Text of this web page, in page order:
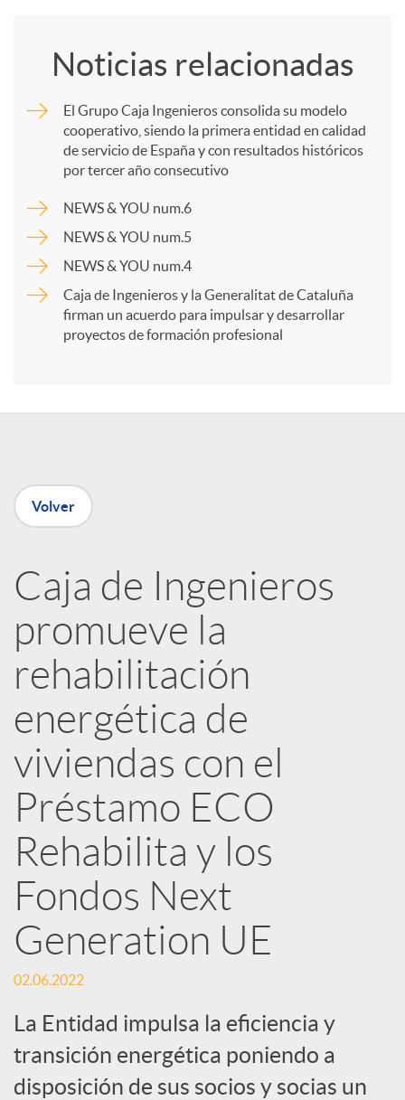
a
r
e
R
e
d
e
s
S
o
c
i
Noticias relacionadas
El Grupo Caja Ingenieros consolida su modelo
cooperativo, siendo la primera entidad en calidad
de servicio de España y con resultados históricos
por tercer año consecutivo
NEWS & YOU num.6
NEWS & YOU num.5
NEWS & YOU num.4
Caja de Ingenieros y la Generalitat de Cataluña
firman un acuerdo para impulsar y desarrollar
proyectos de formación profesional
Volver
Caja de Ingenieros
promueve la
rehabilitación
energética de
viviendas con el
Préstamo ECO
Rehabilita y los
Fondos Next
Generation UE
02.06.2022
La Entidad impulsa la eficiencia y
transición energética poniendo a
disposición de sus socios y socias un